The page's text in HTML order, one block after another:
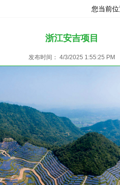
您当前位
浙江安吉项目
发布时间： 4/3/2025 1:55:25 PM